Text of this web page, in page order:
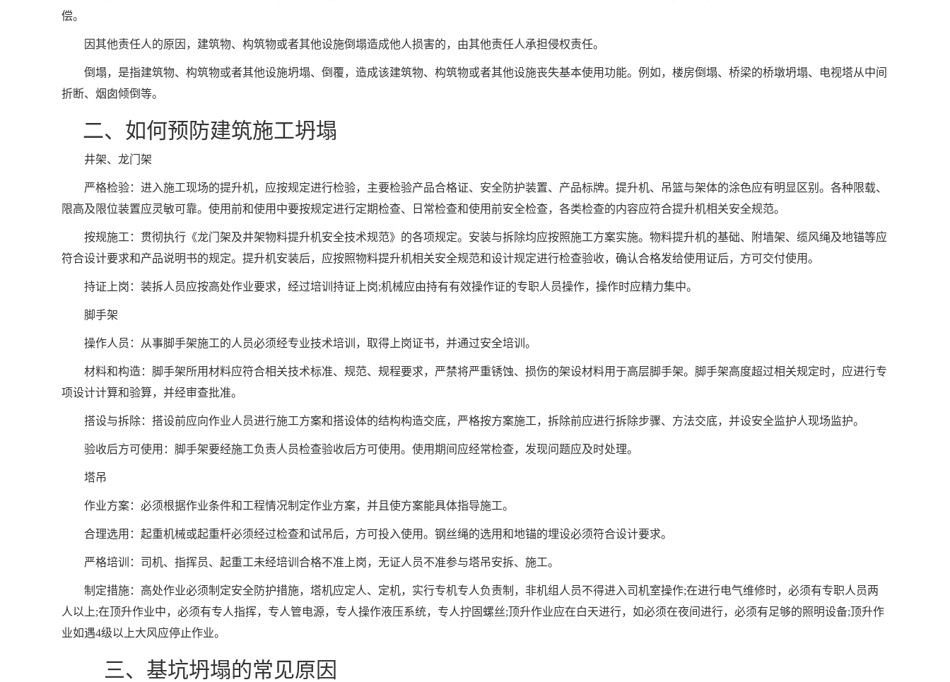
偿。
因其他责任人的原因，建筑物、构筑物或者其他设施倒塌造成他人损害的，由其他责任人承担侵权责任。
倒塌，是指建筑物、构筑物或者其他设施坍塌、倒覆，造成该建筑物、构筑物或者其他设施丧失基本使用功能。例如，楼房倒塌、桥梁的桥墩坍塌、电视塔从中间
折断、烟囱倾倒等。
二、如何预防建筑施工坍塌
井架、龙门架
严格检验：进入施工现场的提升机，应按规定进行检验，主要检验产品合格证、安全防护装置、产品标牌。提升机、吊篮与架体的涂色应有明显区别。各种限载、
限高及限位装置应灵敏可靠。使用前和使用中要按规定进行定期检查、日常检查和使用前安全检查，各类检查的内容应符合提升机相关安全规范。
按规施工：贯彻执行《龙门架及井架物料提升机安全技术规范》的各项规定。安装与拆除均应按照施工方案实施。物料提升机的基础、附墙架、缆风绳及地锚等应
符合设计要求和产品说明书的规定。提升机安装后，应按照物料提升机相关安全规范和设计规定进行检查验收，确认合格发给使用证后，方可交付使用。
持证上岗：装拆人员应按高处作业要求，经过培训持证上岗;机械应由持有有效操作证的专职人员操作，操作时应精力集中。
脚手架
操作人员：从事脚手架施工的人员必须经专业技术培训，取得上岗证书，并通过安全培训。
材料和构造：脚手架所用材料应符合相关技术标准、规范、规程要求，严禁将严重锈蚀、损伤的架设材料用于高层脚手架。脚手架高度超过相关规定时，应进行专
项设计计算和验算，并经审查批准。
搭设与拆除：搭设前应向作业人员进行施工方案和搭设体的结构构造交底，严格按方案施工，拆除前应进行拆除步骤、方法交底，并设安全监护人现场监护。
验收后方可使用：脚手架要经施工负责人员检查验收后方可使用。使用期间应经常检查，发现问题应及时处理。
塔吊
作业方案：必须根据作业条件和工程情况制定作业方案，并且使方案能具体指导施工。
合理选用：起重机械或起重杆必须经过检查和试吊后，方可投入使用。钢丝绳的选用和地锚的埋设必须符合设计要求。
严格培训：司机、指挥员、起重工未经培训合格不准上岗，无证人员不准参与塔吊安拆、施工。
制定措施：高处作业必须制定安全防护措施，塔机应定人、定机，实行专机专人负责制，非机组人员不得进入司机室操作;在进行电气维修时，必须有专职人员两
人以上;在顶升作业中，必须有专人指挥，专人管电源，专人操作液压系统，专人拧固螺丝;顶升作业应在白天进行，如必须在夜间进行，必须有足够的照明设备;顶升作
业如遇4级以上大风应停止作业。
三、基坑坍塌的常见原因